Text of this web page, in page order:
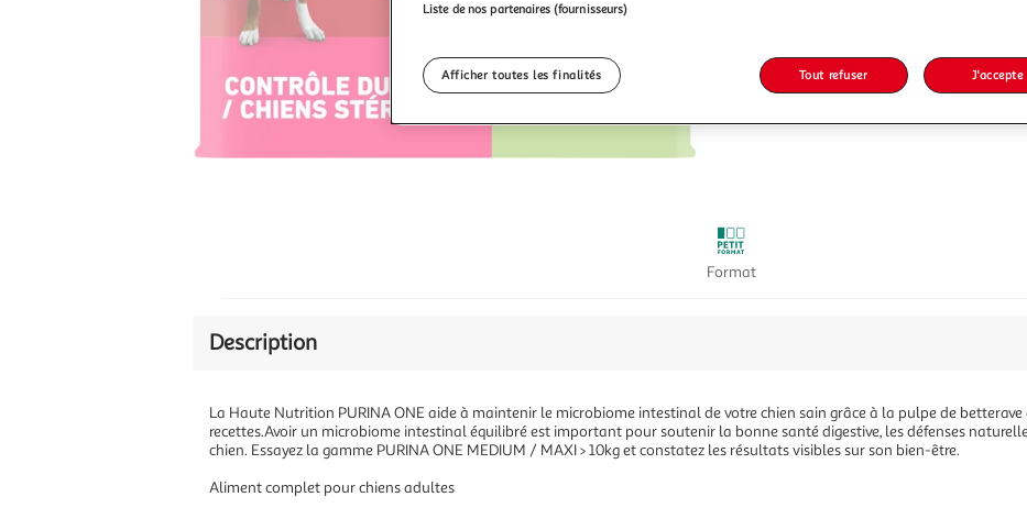
Format
Description
La Haute Nutrition PURINA ONE aide à maintenir le microbiome intestinal de votre chien sain grâce à la pulpe de betterave
recettes.Avoir un microbiome intestinal équilibré est important pour soutenir la bonne santé digestive, les défenses
chien. Essayez la gamme PURINA ONE MEDIUM / MAXI > 10kg et constatez les résultats visibles sur son bien-être.
Aliment complet pour chiens adultes
Liste de nos partenaires (fournisseurs)
Afficher toutes les finalités Tout refuser J'accepte